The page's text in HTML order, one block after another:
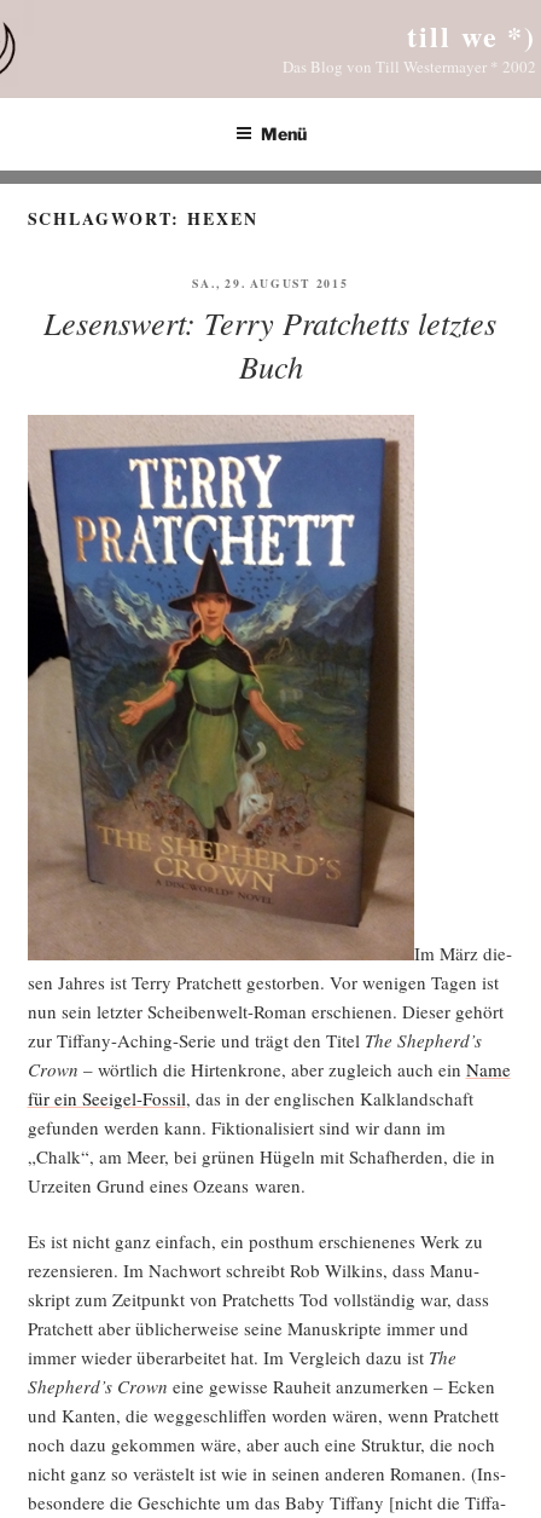
Inhalt
springen
till we *)
Das Blog von Till Westermayer * 2002
Menü
SCHLAGWORT:HEXEN
VERÖFFENTLICHT
SA., 29. AUGUST 2015
Lesenswert: Terry Pratchetts letztes
Buch
Im März die­
sen Jah­res ist Ter­ry Prat­chett gestor­ben. Vor weni­gen Tagen ist
nun sein letz­ter Schei­ben­welt-Roman erschie­nen. Die­ser gehört
zur Tif­fa­ny-Aching-Serie und trägt den Titel The Shepherd’s
Crown – wört­lich die Hir­ten­kro­ne, aber zugleich auch ein Name
für ein See­igel-Fos­sil, das in der eng­li­schen Kalk­land­schaft
gefun­den wer­den kann. Fik­tio­na­li­siert sind wir dann im
„Chalk“, am Meer, bei grü­nen Hügeln mit Schaf­her­den, die in
Urzei­ten Grund eines Oze­ans waren.
Es ist nicht ganz ein­fach, ein post­hum erschie­ne­nes Werk zu
rezen­sie­ren. Im Nach­wort schreibt Rob Wil­kins, dass Manu­
skript zum Zeit­punkt von Prat­chetts Tod voll­stän­dig war, dass
Prat­chett aber übli­cher­wei­se sei­ne Manu­skrip­te immer und
immer wie­der über­ar­bei­tet hat. Im Ver­gleich dazu ist The
Shepherd’s Crown eine gewis­se Rau­heit anzu­mer­ken – Ecken
und Kan­ten, die weg­ge­schlif­fen wor­den wären, wenn Prat­chett
noch dazu gekom­men wäre, aber auch eine Struk­tur, die noch
nicht ganz so ver­äs­telt ist wie in sei­nen ande­ren Roma­nen. (Ins­
be­son­de­re die Geschich­te um das Baby Tif­fa­ny [nicht die Tif­fa­